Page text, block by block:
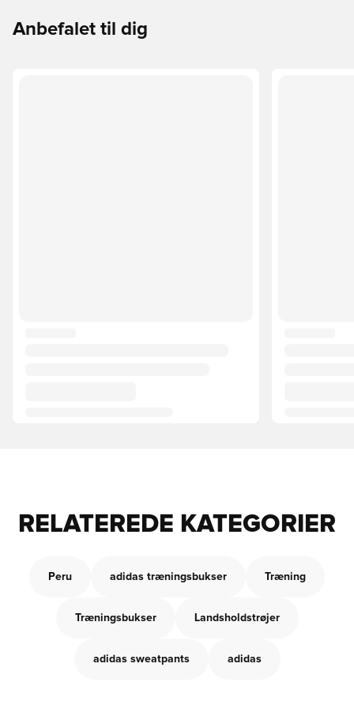
Anbefalet til dig
RELATEREDE KATEGORIER
Peru adidas træningsbukser Træning
Træningsbukser Landsholdstrøjer
adidas sweatpants adidas